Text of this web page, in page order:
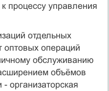
процессу управления
отдельных
оптовых операций
обслуживанию
объёмов
организаторская